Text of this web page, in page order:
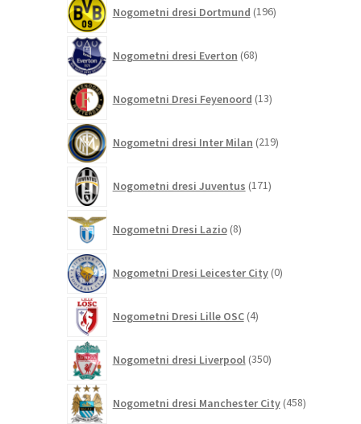
Nogometni dresi Dortmund 196izdelkov
Nogometni dresi Everton 68izdelkov
Nogometni Dresi Feyenoord 13izdelkov
Nogometni dresi Inter Milan 219izdelkov
Nogometni dresi Juventus 171izdelkov
Nogometni Dresi Lazio 8izdelkov
Nogometni Dresi Leicester City 0izdelkov
Nogometni Dresi Lille OSC 4izdelki
Nogometni dresi Liverpool 350izdelkov
Nogometni dresi Manchester City 458izdelkov